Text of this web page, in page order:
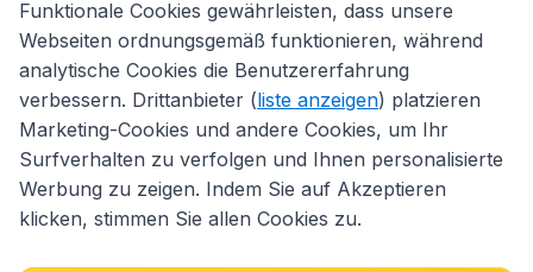
Funktionale Cookies gewährleisten, dass unsere
Webseiten ordnungsgemäß funktionieren, während
analytische Cookies die Benutzererfahrung
verbessern. Drittanbieter (liste anzeigen) platzieren
Marketing-Cookies und andere Cookies, um Ihr
Surfverhalten zu verfolgen und Ihnen personalisierte
Werbung zu zeigen. Indem Sie auf Akzeptieren
klicken, stimmen Sie allen Cookies zu.